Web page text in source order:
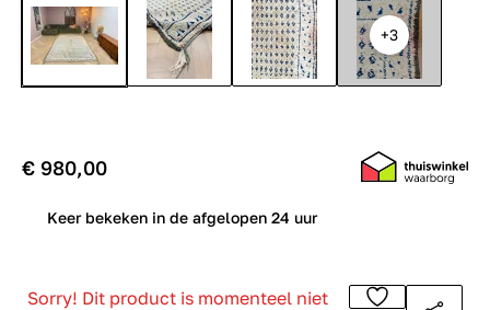
+3
€ 980,00
Keer bekeken in de afgelopen 24 uur
Sorry! Dit product is momenteel niet